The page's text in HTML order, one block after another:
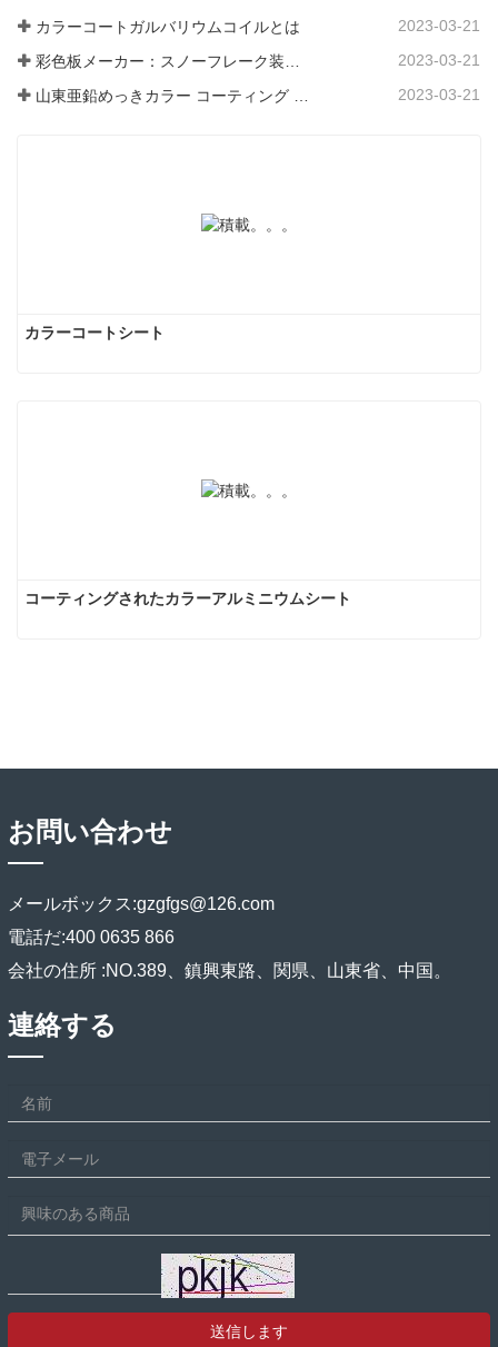
カラーコートガルバリウムコイルとは 2023-03-21
2023-03-21
山東亜鉛めっきカラー コーティング シート メーカーは、そのソフトウェアについて説明します。 2023-03-21
カラーコートシート
コーティングされたカラーアルミニウムシート
お問い合わせ
メールボックス:gzgfgs@126.com
電話だ:400 0635 866
会社の住所 :NO.389、鎮興東路、関県、山東省、中国。
連絡する
送信します